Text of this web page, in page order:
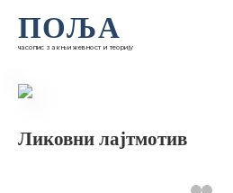
ПОЉА
часопис за књижевност и теорију
Ликовни лајтмотив